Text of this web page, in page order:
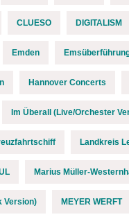
CLUESO DIGITALISM
Emden
Hannover Concerts
Im Überall (Live/Orchester
Landkreis
Marius Müller-
Version) MEYER WERFT